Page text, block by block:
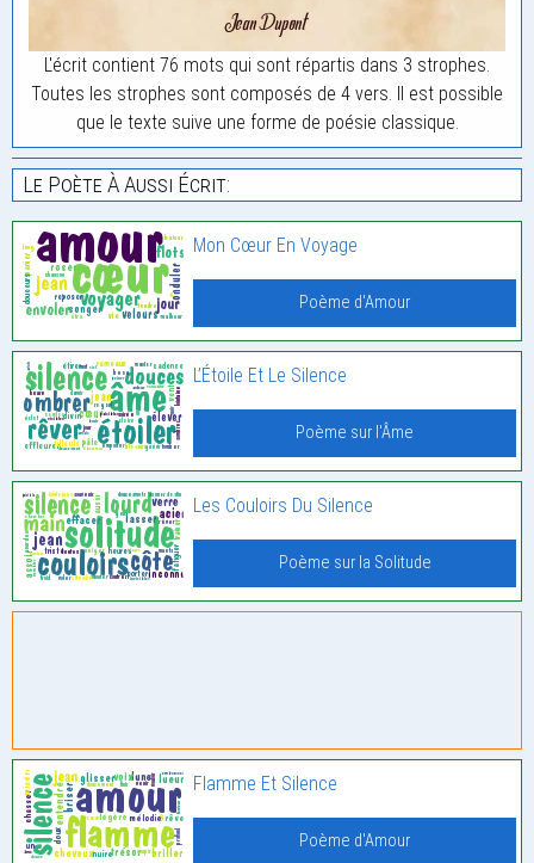
L'écrit contient 76 mots qui sont répartis dans 3 strophes.
Toutes les strophes sont composés de 4 vers. Il est possible
que le texte suive une forme de poésie classique.
Le Poète À Aussi Écrit:
Mon Cœur En Voyage
Poème d'Amour
L’Étoile Et Le Silence
Poème sur l'Âme
Les Couloirs Du Silence
Poème sur la Solitude
Flamme Et Silence
Poème d'Amour